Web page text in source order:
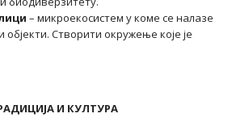
– микроекосистем у коме се налазе
Створити окружење које је
И КУЛТУРА